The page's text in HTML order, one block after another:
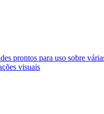
prontos para uso sobre
visuais